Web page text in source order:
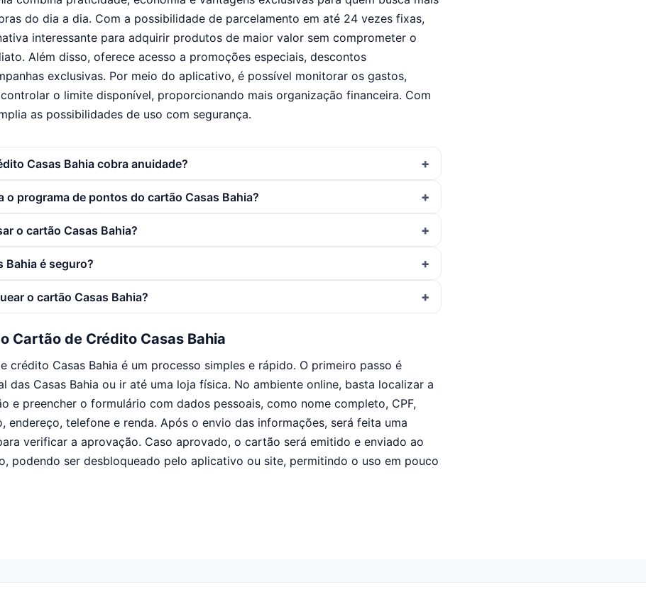
do dia a dia. Com a possibilidade de parcelamento em até 24 vezes fixas,
interessante para adquirir produtos de maior valor sem comprometer o
Além disso, oferece acesso a promoções especiais, descontos
exclusivas. Por meio do aplicativo, é possível monitorar os gastos,
o limite disponível, proporcionando mais organização financeira. Com
as possibilidades de uso com segurança.
Casas Bahia cobra anuidade?
o programa de pontos do cartão Casas Bahia?
o cartão Casas Bahia?
Bahia é seguro?
o cartão Casas Bahia?
Cartão de Crédito Casas Bahia
crédito Casas Bahia é um processo simples e rápido. O primeiro passo é
das Casas Bahia ou ir até uma loja física. No ambiente online, basta localizar a
e preencher o formulário com dados pessoais, como nome completo, CPF,
endereço, telefone e renda. Após o envio das informações, será feita uma
verificar a aprovação. Caso aprovado, o cartão será emitido e enviado ao
podendo ser desbloqueado pelo aplicativo ou site, permitindo o uso em pouco